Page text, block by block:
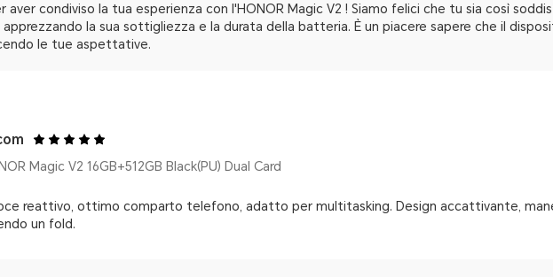
aver condiviso la tua esperienza con l'HONOR Magic V2 ! Siamo felici che tu sia così
la sua sottigliezza e la durata della batteria. È un piacere sapere che il
le tue aspettative.
Magic V2 16GB+512GB Black(PU) Dual Card
reattivo, ottimo comparto telefono, adatto per multitasking. Design accattivante,
un fold.